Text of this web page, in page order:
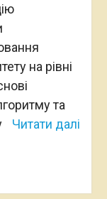
на рівні
та
Читати далі